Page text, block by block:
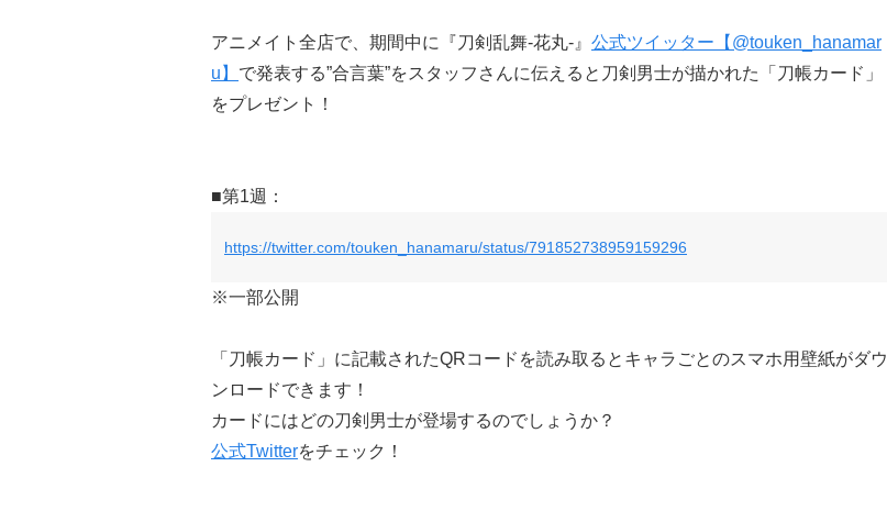
アニメイト全店で、期間中に『刀剣乱舞-花丸-』 公式ツイッター【@touken_hanamar
u】 で発表する”合言葉”をスタッフさんに伝えると刀剣男士が描かれた「刀帳カード」
をプレゼント！
■第1週：
https://twitter.com/touken_hanamaru/status/791852738959159296
※一部公開
「刀帳カード」に記載されたQRコードを読み取るとキャラごとのスマホ用壁紙がダウ
ンロードできます！
カードにはどの刀剣男士が登場するのでしょうか？
公式Twitterをチェック！